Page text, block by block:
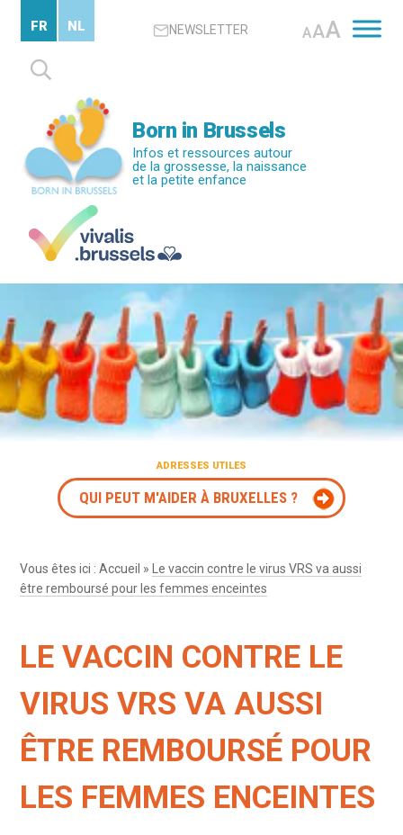
contenu
principal
NEWSLETTER AAA
Rechercher :
FR NL
Born in Brussels
Infos et ressources autour
de la grossesse, la naissance
et la petite enfance
ADRESSES UTILES
QUI PEUT M'AIDER À BRUXELLES ?
Vous êtes ici :Accueil »
Le vaccin contre le virus VRS va aussi
être remboursé pour les femmes enceintes
LE VACCIN CONTRE LE
VIRUS VRS VA AUSSI
ÊTRE REMBOURSÉ POUR
LES FEMMES ENCEINTES